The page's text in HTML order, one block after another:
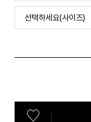
선택하세요(사이즈)